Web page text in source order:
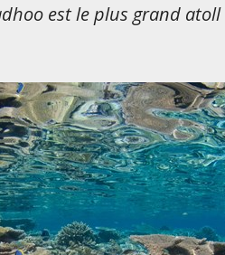
est le plus grand